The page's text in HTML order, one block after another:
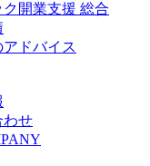
ク開業支援 総合
ドバイス
わせ